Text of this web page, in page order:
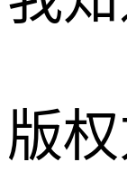
版权